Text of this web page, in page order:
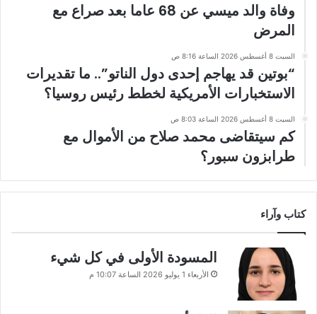
وفاة والد ميسي عن 68 عاما بعد صراع مع
المرض
السبت 8 أغسطس 2026 الساعة 8:16 ص
“بوتين قد يهاجم إحدى دول الناتو”.. ما تقديرات
الاستخبارات الأمريكية لخطط رئيس روسيا؟
السبت 8 أغسطس 2026 الساعة 8:03 ص
كم سيتقاضى محمد صلاح من الأموال مع
طرابزون سبور؟
كتاب وآراء
المسودة الأولى في كل شيء
الأربعاء 1 يوليو 2026 الساعة 10:07 م